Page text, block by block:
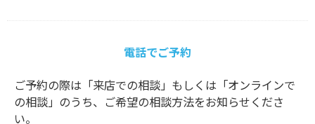
電話でご予約
ご予約の際は「来店での相談」もしくは「オンラインで
の相談」のうち、ご希望の相談方法をお知らせくださ
い。